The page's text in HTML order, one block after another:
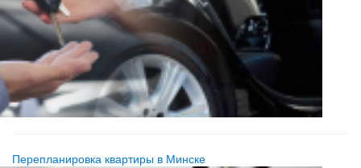
Перепланировка квартиры в Минске